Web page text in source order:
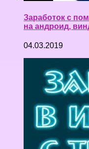
Заработок с
на андроид,
04.03.2019